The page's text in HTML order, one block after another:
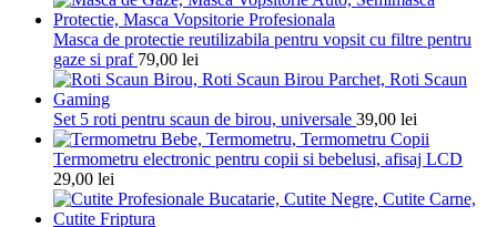
Masca de protectie reutilizabila pentru vopsit cu filtre pentru
gaze si praf 79,00 lei
Set 5 roti pentru scaun de birou, universale 39,00 lei
Termometru electronic pentru copii si bebelusi, afisaj LCD
29,00 lei